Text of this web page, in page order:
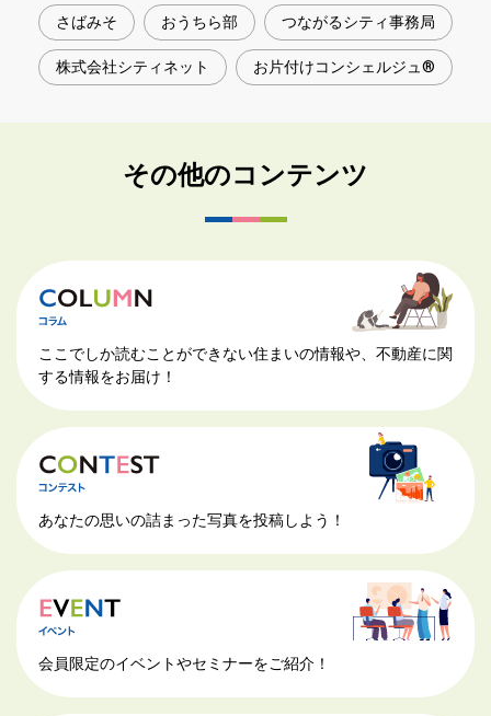
さばみそ おうちら部 つながるシティ事務局
株式会社シティネット お片付けコンシェルジュ®
その他のコンテンツ
ここでしか読むことができない住まいの情報や、不動産に関
する情報をお届け！
あなたの思いの詰まった写真を投稿しよう！
会員限定のイベントやセミナーをご紹介！